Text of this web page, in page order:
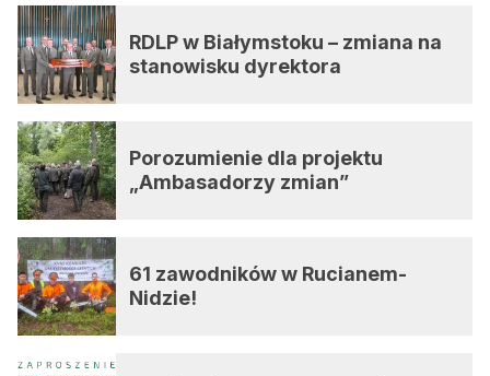
RDLP w Białymstoku – zmiana na
stanowisku dyrektora
Porozumienie dla projektu
„Ambasadorzy zmian”
61 zawodników w Rucianem-
Nidzie!